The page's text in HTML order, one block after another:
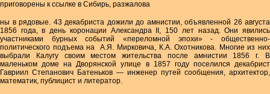
приговорены к ссылке в Сибирь, разжалова
ны в рядовые. 43 декабриста дожили до амнистии, объявленной 26 августа
1856 года, в день коронации Александра II, 150 лет назад. Они явились
участниками бурных событий «переломной эпохи» - общественно-
политического подъема на А.Я. Мирковича, К.А. Охотникова. Многие из них
выбрали Калугу своим местом жительства после амнистии 1856 г. В
маленьком доме на Дворянской улице в 1857 году поселился декабрист
Гавриил Степанович Батеньков — инженер путей сообщения, архитектор,
математик, публицист и литератор.